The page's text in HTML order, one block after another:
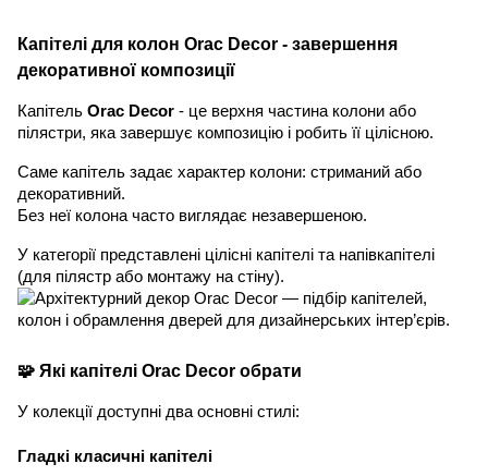
Капітелі для колон Orac Decor - завершення
декоративної композиції
Капітель Orac Decor - це верхня частина колони або
пілястри, яка завершує композицію і робить її цілісною.
Саме капітель задає характер колони: стриманий або
декоративний.
Без неї колона часто виглядає незавершеною.
У категорії представлені цілісні капітелі та напівкапітелі
(для пілястр або монтажу на стіну).
🧩 Які капітелі Orac Decor обрати
У колекції доступні два основні стилі:
Гладкі класичні капітелі